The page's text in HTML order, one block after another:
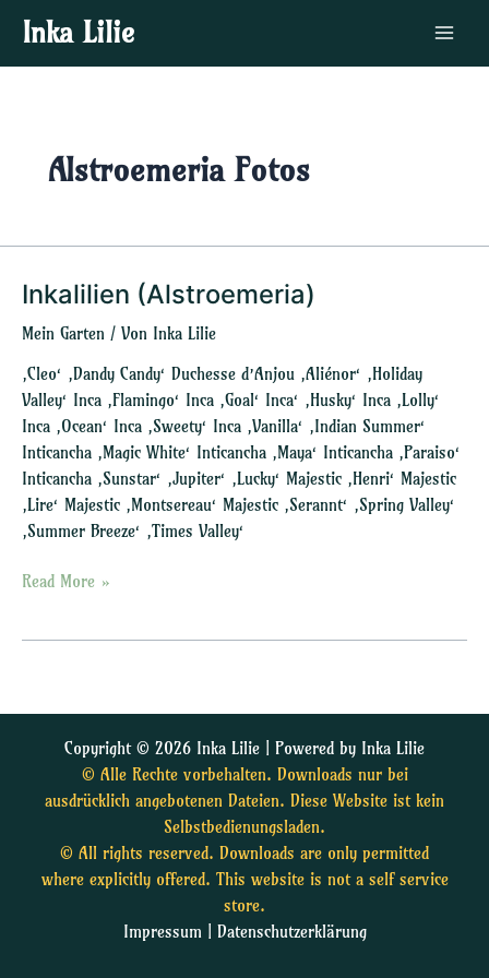
Inhalt
springen
Inka Lilie
Main
Menu
Alstroemeria Fotos
Inkalilien (Alstroemeria)
Mein Garten / Von Inka Lilie
‚Cleo‘ ‚Dandy Candy‘ Duchesse d’Anjou ‚Aliénor‘ ‚Holiday
Valley‘ Inca ‚Flamingo‘ Inca ‚Goal‘ Inca‘ ‚Husky‘ Inca ‚Lolly‘
Inca ‚Ocean‘ Inca ‚Sweety‘ Inca ‚Vanilla‘ ‚Indian Summer‘
Inticancha ‚Magic White‘ Inticancha ‚Maya‘ Inticancha ‚Paraiso‘
Inticancha ‚Sunstar‘ ‚Jupiter‘ ‚Lucky‘ Majestic ‚Henri‘ Majestic
‚Lire‘ Majestic ‚Montsereau‘ Majestic ‚Serannt‘ ‚Spring Valley‘
‚Summer Breeze‘ ‚Times Valley‘
Inkalilien
Read More »
Copyright © 2026 Inka Lilie | Powered by Inka Lilie
© Alle Rechte vorbehalten. Downloads nur bei
ausdrücklich angebotenen Dateien. Diese Website ist kein
Selbstbedienungsladen.
© All rights reserved. Downloads are only permitted
where explicitly offered. This website is not a self service
store.
Impressum| Datenschutzerklärung